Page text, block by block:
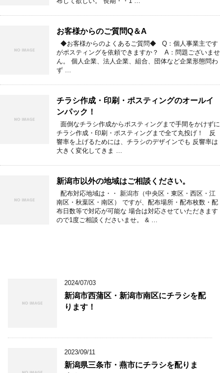
お客様からのご質問Q＆A
◆お客様からのよくあるご質問◆ Q：個人事業主です
がポスティングを依頼できますか？ A：問題ございませ
ん。 個人企業、法人企業、組合、団体など企業形態問わ
ず …
チラシ作成・印刷・ポスティングのオールイ
ンパック！
面倒なチラシ作成からポスティングまで手間をかけずに
チラシ作成・印刷・ポスティングまで全て丸投げ！ 反
響率を上げるためには、チラシのデザインでも 反響率は
大きく変化してきま …
新潟市以外の地域はご相談ください。
配布対応地域は・・ 新潟市（中央区・東区・西区・江
南区・秋葉区・南区） ですが、配布場所・配布枚数・配
布日数等で対応が可能な 場合は対応させていただきます
ので1度ご相談くださいませ。 & …
2024/07/03
新潟市西蒲区・新潟市南区にチラシを配
ります！
2023/09/11
新潟県三条市・燕市にチラシを配りま